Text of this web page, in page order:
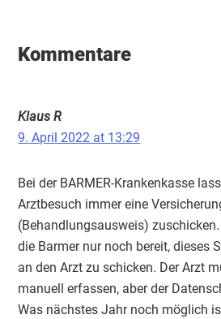
Interaktionen
Kommentare
Klaus R
9. April 2022 at 13:29
Bei der BARMER-Krankenkasse
Arztbesuch immer eine
(Behandlungsausweis)
die Barmer nur noch bereit, dieses
an den Arzt zu schicken. Der Arzt
manuell erfassen, aber der
Was nächstes Jahr noch möglich